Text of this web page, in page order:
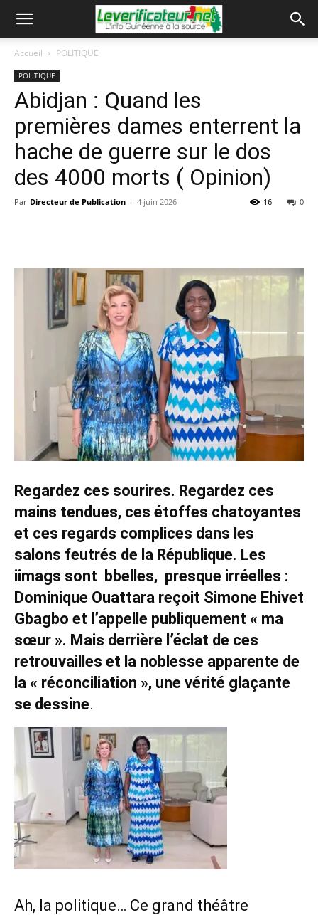
Accueil POLITIQUE
POLITIQUE
Abidjan : Quand les
premières dames enterrent la
hache de guerre sur le dos
des 4000 morts ( Opinion)
Par Directeur de Publication - 4 juin 2026 0
16
Regardez ces sourires. Regardez ces
mains tendues, ces étoffes chatoyantes
et ces regards complices dans les
salons feutrés de la République. Les
iimags sont bbelles, presque irréelles :
Dominique Ouattara reçoit Simone Ehivet
Gbagbo et l’appelle publiquement « ma
sœur ». Mais derrière l’éclat de ces
retrouvailles et la noblesse apparente de
la « réconciliation », une vérité glaçante
se dessine.
Ah, la politique… Ce grand théâtre